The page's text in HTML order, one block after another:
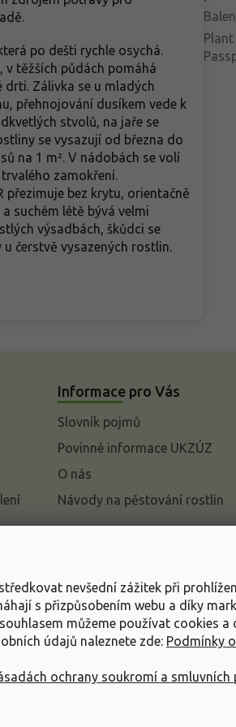
nevšední zážitek při
s přizpůsobením webu a díky
můžeme používat cookies a
údajů naleznete zde: Podmínky
ochrany soukromí a smluvních
po dešti rychle osychá.
těžších půdách pomáhá
drti. Zálivka se u mladých
přehnojování dusíkem vede k
stvolů, na jaře se
se vysazují od března do
na 1 m². V nádobách se volí
zamokření.
bez krytu, orientačně
suchém létě bývá velmi
výsadbách, škůdci se
čerstvě vysazených rostlin.
Plant
Informace pro Vás
Slovník pojmů
Povinné informace UKZÚZ
O nás
Návody na pěstování rostlin